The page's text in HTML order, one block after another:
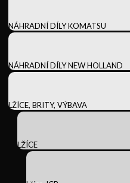
NÁHRADNÍ DÍLY KOMATSU
NÁHRADNÍ DÍLY NEW HOLLAND
LŽÍCE, BRITY, VÝBAVA
LŽÍCE